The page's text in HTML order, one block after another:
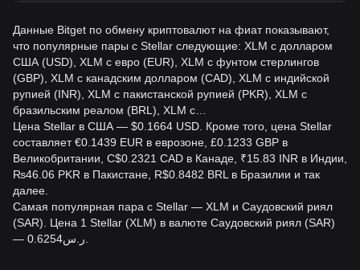
Данные Bitget по обмену криптовалют на фиат показывают,
что популярные пары с Stellar следующие: XLM с долларом
США (USD), XLM с евро (EUR), XLM с фунтом стерлингов
(GBP), XLM с канадским долларом (CAD), XLM с индийской
рупией (INR), XLM с пакистанской рупией (PKR), XLM с
бразильским реалом (BRL), XLM с…
Цена Stellar в США — $0.1664 USD. Кроме того, цена Stellar
составляет €0.1439 EUR в еврозоне, £0.1233 GBP в
Великобритании, C$0.2321 CAD в Канаде, ₹15.83 INR в Индии,
₨46.06 PKR в Пакистане, R$0.8482 BRL в Бразилии и так
далее.
Самая популярная пара с Stellar — XLM и Саудовский риял
(SAR). Цена 1 Stellar (XLM) в валюте Саудовский риял (SAR)